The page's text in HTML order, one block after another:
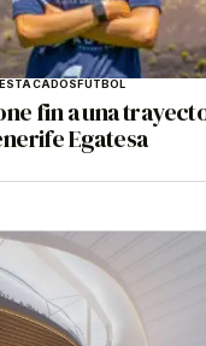
FÚTBOL
fin a una
Egatesa